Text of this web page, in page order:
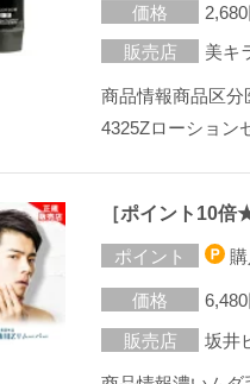
価格
販売店
美キ
商品情報商品区
4325Zローション
［ポイント10
ポイント
価格
6,480
販売店
坂井